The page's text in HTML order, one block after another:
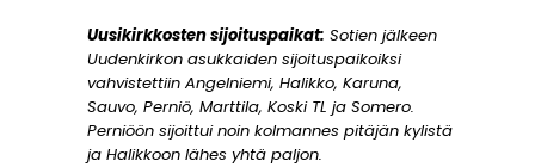
Uusikirkkosten sijoituspaikat: Sotien jälkeen
Uudenkirkon asukkaiden sijoituspaikoiksi
vahvistettiin Angelniemi, Halikko, Karuna,
Sauvo, Perniö, Marttila, Koski TL ja Somero.
Perniöön sijoittui noin kolmannes pitäjän kylistä
ja Halikkoon lähes yhtä paljon.